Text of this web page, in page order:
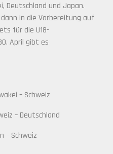
Deutschland und Japan.
in die Vorbereitung auf
für die U18-
April gibt es
Schweiz